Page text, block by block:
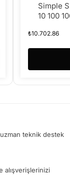
Simple
10 100
₺10.702.86
uzman teknik destek
alışverişlerinizi